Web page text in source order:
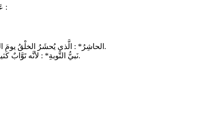
عَنْ أَبي مُوسَى الأَشْعَرِيِّ رَضِيَ اللّهُ عَنْهُ قَالَ : كَانَ رَسولُ اللهِ ﷺ يُسَمِّي لَنَا نَفْسَهُ أَسْمَاءً ، فَقالَ :
🔹 *الحاشِرُ* : الَّذي يُحشَرُ الخلْقُ يومَ القيامةِ على أثرِه؛ لأنَّهم لا يُحشَرونَ إلَّا بَعدَه، فليْس بيْنه وبيْن القيامةِ نَبيٌّ آخَرُ، ولا أُمَّةٌ أُخرى.
🔹 *نَبيُّ التَّوبةِ* : لأنَّه تَوَّابٌ كَثيرُ الرُّجوعِ إلى اللهِ تَعالى، أو لأَنَّه قُبِلَ من أُمَّتِه التَّوبةُ بمجرَّدِ الاستِغفارِ بخِلافِ الأُممِ السَّالفَةِ.